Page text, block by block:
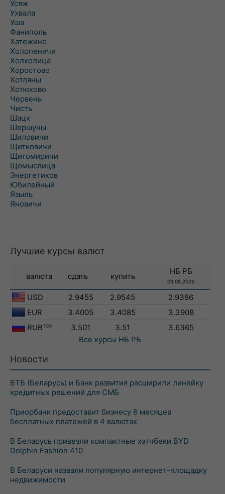
Усяж
Ухвала
Уша
Фаниполь
Хатежино
Холопеничи
Холхолица
Хоростово
Хотляны
Хотюхово
Червень
Чисть
Шацк
Шершуны
Шиловичи
Щитковичи
Щитомиричи
Щомыслица
Энергетиков
Юбилейный
Языль
Яновичи
Лучшие курсы валют
валюта сдать купить
НБ РБ
09.08.2026
USD 2.9455 2.9545
2.9386
EUR
3.4005 3.4085
3.3908
RUB 100 3.501 3.51
3.6365
Все курсы НБ РБ
Новости
ВТБ (Беларусь) и Банк развития расширили линейку
кредитных решений для СМБ
Приорбанк предоставит бизнесу 6 месяцев
бесплатных платежей в 4 валютах
В Беларусь привезли компактные хэтчбеки BYD
Dolphin Fashion 410
В Беларуси назвали популярную интернет-площадку
недвижимости